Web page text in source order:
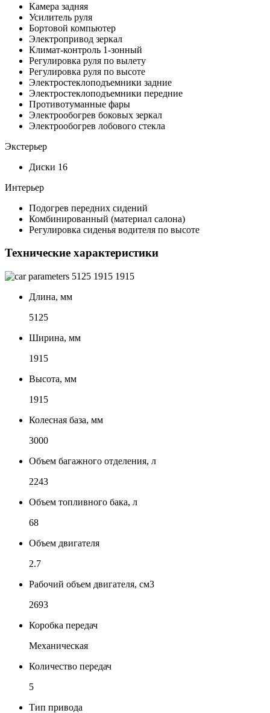
Камера задняя
Усилитель руля
Бортовой компьютер
Электропривод зеркал
Климат-контроль 1-зонный
Регулировка руля по вылету
Регулировка руля по высоте
Электростеклоподъемники задние
Электростеклоподъемники передние
Противотуманные фары
Электрообогрев боковых зеркал
Электрообогрев лобового стекла
Экстерьер
Диски 16
Интерьер
Подогрев передних сидений
Комбинированный (материал салона)
Регулировка сиденья водителя по высоте
Технические характеристики
5125 1915 1915
Длина, мм
5125
Ширина, мм
1915
Высота, мм
1915
Колесная база, мм
3000
Объем багажного отделения, л
2243
Объем топливного бака, л
68
Объем двигателя
2.7
Рабочий объем двигателя, см3
2693
Коробка передач
Механическая
Количество передач
5
Тип привода